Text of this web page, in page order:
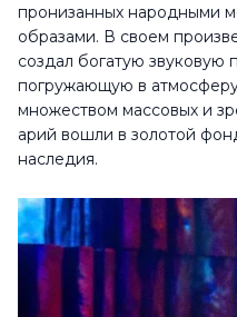
пронизанных народными
образами. В своем
создал богатую звуковую
погружающую в атмосферу
множеством массовых и
арий вошли в золотой
наследия.